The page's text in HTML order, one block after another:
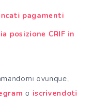
pagamenti
posizione CRIF in
ovunque,
o iscrivendoti